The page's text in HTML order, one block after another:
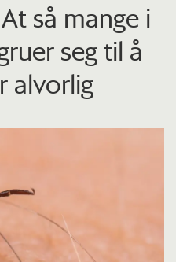
så mange i
seg til å
alvorlig